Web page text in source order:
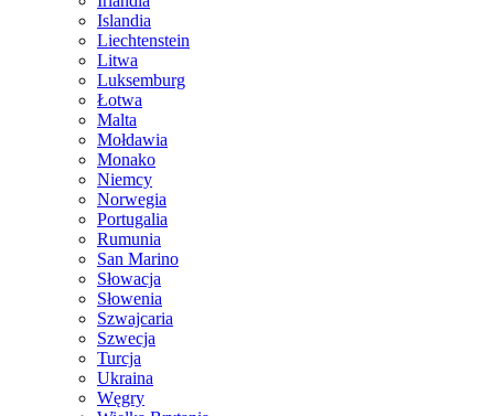
Islandia
Liechtenstein
Litwa
Luksemburg
Łotwa
Malta
Mołdawia
Monako
Niemcy
Norwegia
Portugalia
Rumunia
San Marino
Słowacja
Słowenia
Szwajcaria
Szwecja
Turcja
Ukraina
Węgry